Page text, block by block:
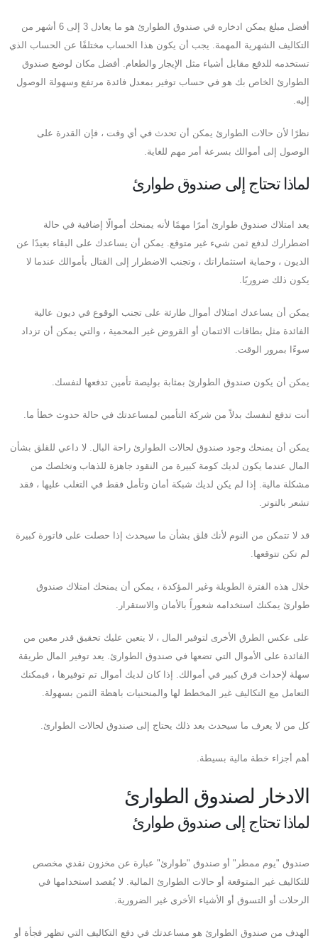
أفضل مبلغ يمكن ادخاره في صندوق الطوارئ هو ما يعادل 3 إلى 6 أشهر من
التكاليف الشهرية المهمة. يجب أن يكون هذا الحساب مختلفًا عن الحساب الذي
تستخدمه للدفع مقابل أشياء مثل الإيجار والطعام. أفضل مكان لوضع صندوق
الطوارئ الخاص بك هو في حساب توفير بمعدل فائدة مرتفع وسهولة الوصول
إليه.
نظرًا لأن حالات الطوارئ يمكن أن تحدث في أي وقت ، فإن القدرة على
الوصول إلى أموالك بسرعة أمر مهم للغاية.
لماذا تحتاج إلى صندوق طوارئ
يعد امتلاك صندوق طوارئ أمرًا مهمًا لأنه يمنحك أموالًا إضافية في حالة
اضطرارك لدفع ثمن شيء غير متوقع. يمكن أن يساعدك على البقاء بعيدًا عن
الديون ، وحماية استثماراتك ، وتجنب الاضطرار إلى القتال بأموالك عندما لا
يكون ذلك ضروريًا.
يمكن أن يساعدك امتلاك أموال طارئة على تجنب الوقوع في ديون عالية
الفائدة مثل بطاقات الائتمان أو القروض غير المحمية ، والتي يمكن أن تزداد
سوءًا بمرور الوقت.
يمكن أن يكون صندوق الطوارئ بمثابة بوليصة تأمين تدفعها لنفسك.
أنت تدفع لنفسك بدلاً من شركة التأمين لمساعدتك في حالة حدوث خطأ ما.
يمكن أن يمنحك وجود صندوق لحالات الطوارئ راحة البال. لا داعي للقلق بشأن
المال عندما يكون لديك كومة كبيرة من النقود جاهزة للذهاب وتخلصك من
مشكلة مالية. إذا لم يكن لديك شبكة أمان وتأمل فقط في التغلب عليها ، فقد
تشعر بالتوتر.
قد لا تتمكن من النوم لأنك قلق بشأن ما سيحدث إذا حصلت على فاتورة كبيرة
لم تكن تتوقعها.
خلال هذه الفترة الطويلة وغير المؤكدة ، يمكن أن يمنحك امتلاك صندوق
طوارئ يمكنك استخدامه شعوراً بالأمان والاستقرار.
على عكس الطرق الأخرى لتوفير المال ، لا يتعين عليك تحقيق قدر معين من
الفائدة على الأموال التي تضعها في صندوق الطوارئ. يعد توفير المال طريقة
سهلة لإحداث فرق كبير في أموالك. إذا كان لديك أموال تم توفيرها ، فيمكنك
التعامل مع التكاليف غير المخطط لها والمنحنيات باهظة الثمن بسهولة.
كل من لا يعرف ما سيحدث بعد ذلك يحتاج إلى صندوق لحالات الطوارئ.
أهم أجزاء خطة مالية بسيطة.
الادخار لصندوق الطوارئ
لماذا تحتاج إلى صندوق طوارئ
صندوق "يوم ممطر" أو صندوق "طوارئ" عبارة عن مخزون نقدي مخصص
للتكاليف غير المتوقعة أو حالات الطوارئ المالية. لا يُقصد استخدامها في
الرحلات أو التسوق أو الأشياء الأخرى غير الضرورية.
الهدف من صندوق الطوارئ هو مساعدتك في دفع التكاليف التي تظهر فجأة أو